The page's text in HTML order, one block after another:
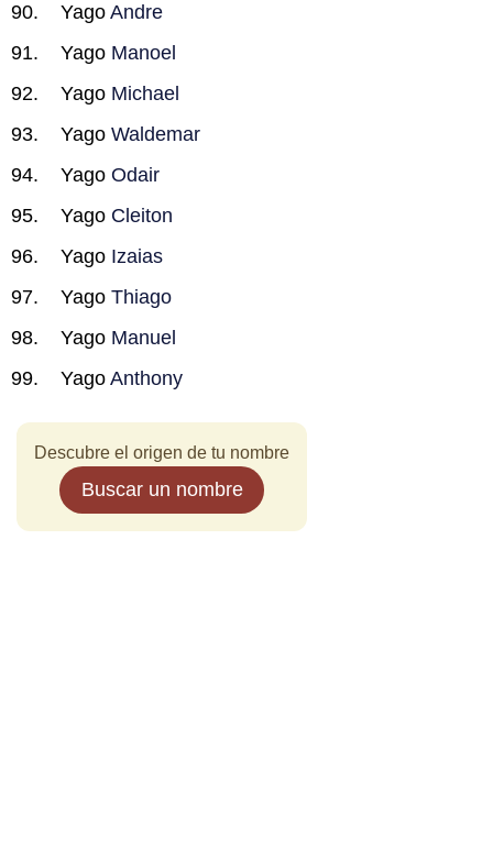
Yago Andre
Yago Manoel
Yago Michael
Yago Waldemar
Yago Odair
Yago Cleiton
Yago Izaias
Yago Thiago
Yago Manuel
Yago Anthony
Descubre el origen de tu nombre
Buscar un nombre